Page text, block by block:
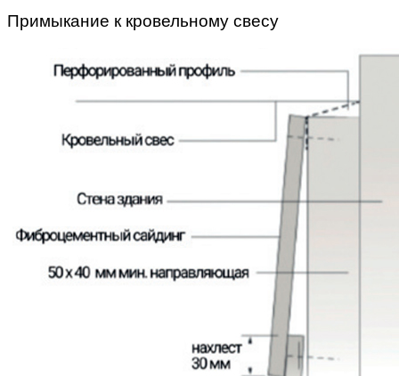
Примыкание к кровельному свесу